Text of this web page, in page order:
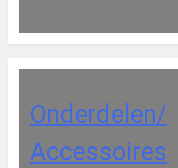
Onderdelen/
Accessoires